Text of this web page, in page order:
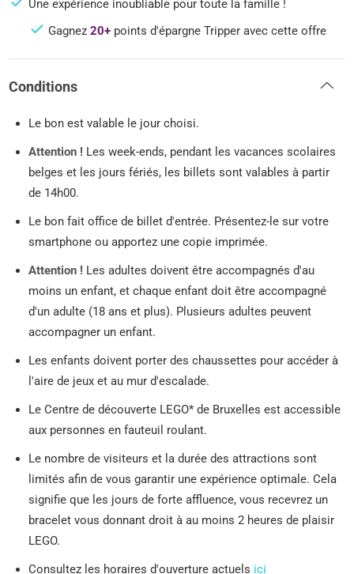
Une expérience inoubliable pour toute la famille !
Gagnez20+ points d'épargne Tripper avec cette offre
Conditions
Le bon est valable le jour choisi.
Attention ! Les week-ends, pendant les vacances scolaires
belges et les jours fériés, les billets sont valables à partir
de 14h00.
Le bon fait office de billet d'entrée. Présentez-le sur votre
smartphone ou apportez une copie imprimée.
Attention ! Les adultes doivent être accompagnés d'au
moins un enfant, et chaque enfant doit être accompagné
d'un adulte (18 ans et plus). Plusieurs adultes peuvent
accompagner un enfant.
Les enfants doivent porter des chaussettes pour accéder à
l'aire de jeux et au mur d'escalade.
Le Centre de découverte LEGO* de Bruxelles est accessible
aux personnes en fauteuil roulant.
Le nombre de visiteurs et la durée des attractions sont
limités afin de vous garantir une expérience optimale. Cela
signifie que les jours de forte affluence, vous recevrez un
bracelet vous donnant droit à au moins 2 heures de plaisir
LEGO.
Consultez les horaires d'ouverture actuels ici